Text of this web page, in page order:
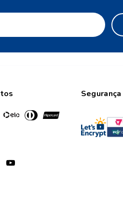
Segurança